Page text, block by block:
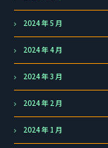
2024 年 5 月
2024 年 4 月
2024 年 3 月
2024 年 2 月
2024 年 1 月